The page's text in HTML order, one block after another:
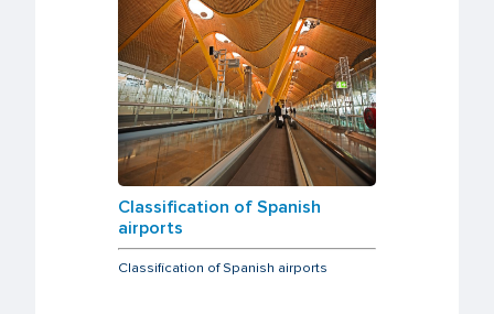
Classification of Spanish
airports
Classification of Spanish airports